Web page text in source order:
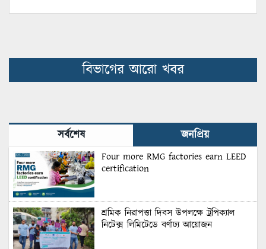
বিভাগের আরো খবর
সর্বশেষ জনপ্রিয়
Four more RMG factories earn LEED
certification
শ্রমিক নিরাপত্তা দিবস উপলক্ষে ট্রপিক্যাল
নিটেক্স লিমিটেডে বর্ণাঢ্য আয়োজন